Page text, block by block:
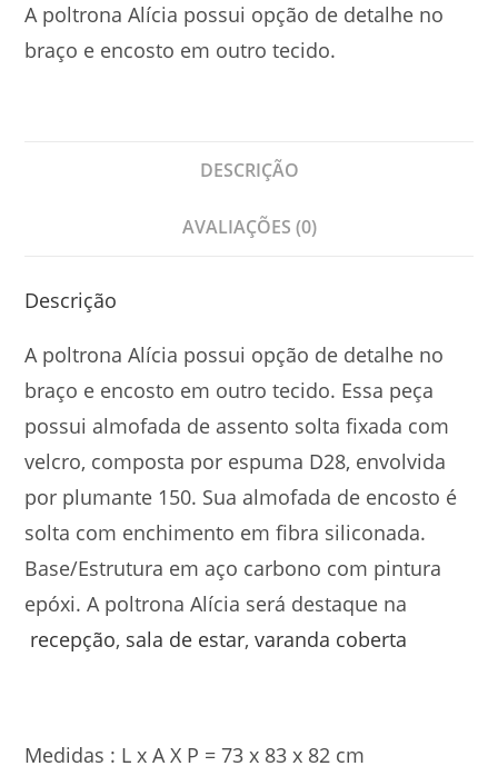
A poltrona Alícia possui opção de detalhe no
braço e encosto em outro tecido.
DESCRIÇÃO
AVALIAÇÕES (0)
Descrição
A poltrona Alícia possui opção de detalhe no
braço e encosto em outro tecido. Essa peça
possui almofada de assento solta fixada com
velcro, composta por espuma D28, envolvida
por plumante 150. Sua almofada de encosto é
solta com enchimento em fibra siliconada.
Base/Estrutura em aço carbono com pintura
epóxi. A poltrona Alícia será destaque na
recepção, sala de estar, varanda coberta
Medidas : L x A X P = 73 x 83 x 82 cm